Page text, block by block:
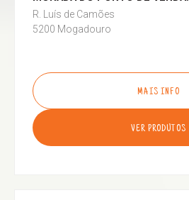
R. Luís de Camões
5200 Mogadouro
MAIS INFO
VER PRODUTOS